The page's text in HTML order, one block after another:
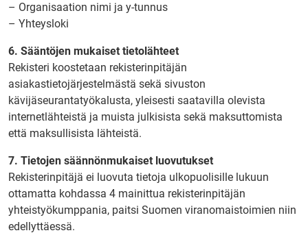
– Organisaation nimi ja y-tunnus
– Yhteysloki
6. Sääntöjen mukaiset tietolähteet
Rekisteri koostetaan rekisterinpitäjän
asiakastietojärjestelmästä sekä sivuston
kävijäseurantatyökalusta, yleisesti saatavilla olevista
internetlähteistä ja muista julkisista sekä maksuttomista
että maksullisista lähteistä.
7. Tietojen säännönmukaiset luovutukset
Rekisterinpitäjä ei luovuta tietoja ulkopuolisille lukuun
ottamatta kohdassa 4 mainittua rekisterinpitäjän
yhteistyökumppania, paitsi Suomen viranomaistoimien niin
edellyttäessä.